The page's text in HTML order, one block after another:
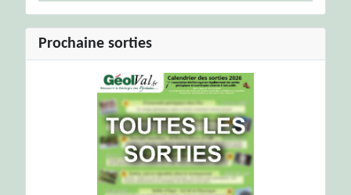
Prochaine sorties